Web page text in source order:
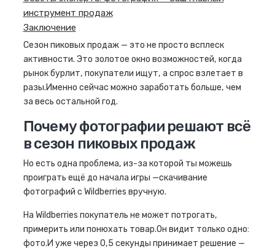
инструмент продаж
Заключение
Сезон пиковых продаж — это не просто всплеск
активности. Это золотое окно возможностей, когда
рынок бурлит, покупатели ищут, а спрос взлетает в
разы.Именно сейчас можно заработать больше, чем
за весь остальной год.
Почему фотографии решают всё
в сезон пиковых продаж
Но есть одна проблема, из-за которой ты можешь
проиграть ещё до начала игры —скачивание
фотографий с Wildberries вручную.
На Wildberries покупатель не может потрогать,
примерить или понюхать товар.Он видит только одно:
фото.И уже через 0,5 секунды принимает решение —